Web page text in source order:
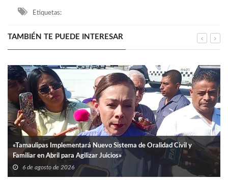
Etiquetas:
TAMBIÉN TE PUEDE INTERESAR
«Tamaulipas Implementará Nuevo Sistema de Oralidad Civil y
Familiar en Abril para Agilizar Juicios»
6 de agosto de 2026